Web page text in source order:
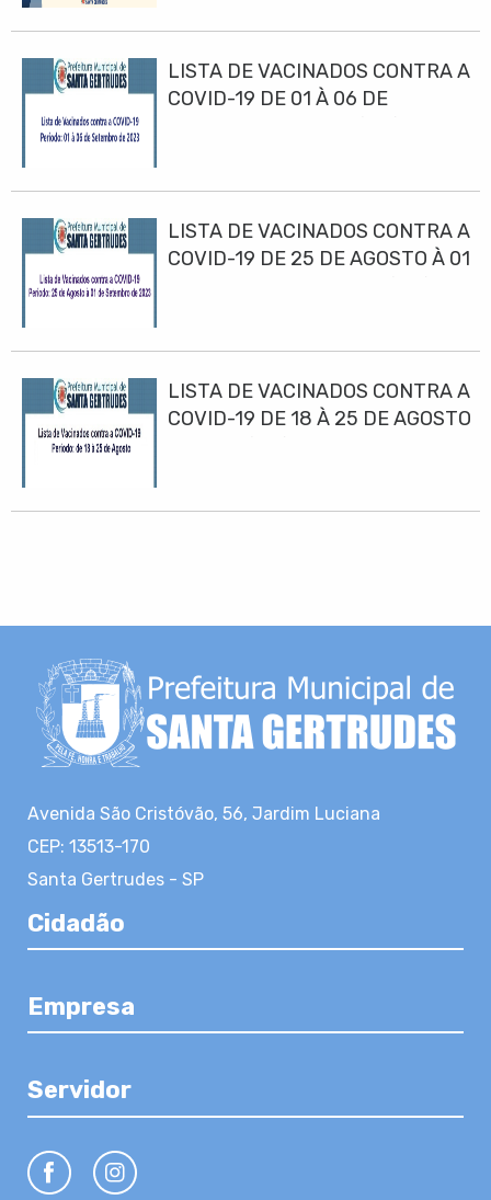
LISTA DE VACINADOS CONTRA A
COVID-19 DE 01 À 06 DE
LISTA DE VACINADOS CONTRA A
COVID-19 DE 25 DE AGOSTO À 01
LISTA DE VACINADOS CONTRA A
COVID-19 DE 18 À 25 DE AGOSTO
Avenida São Cristóvão, 56, Jardim Luciana
CEP: 13513-170
Santa Gertrudes - SP
Cidadão
Empresa
Servidor